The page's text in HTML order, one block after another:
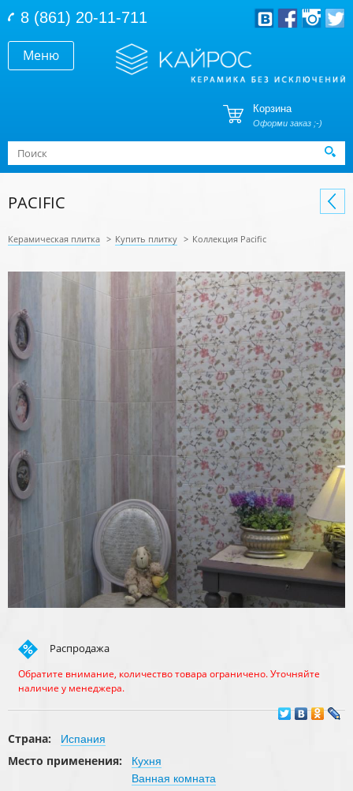
Меню
8 (861) 20-11-711
Корзина
Оформи заказ ;-)
Форма поиска
Поиск
PACIFIC
Керамическая плитка > Купить плитку > Коллекция Pacific
Распродажа
Обратите внимание, количество товара ограничено. Уточняйте
наличие у менеджера.
Страна: Испания
Место применения:
Кухня
Ванная комната